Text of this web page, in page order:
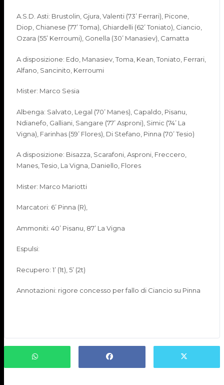
A.S.D. Asti: Brustolin, Gjura, Valenti (73’ Ferrari), Picone,
Diop, Chianese (77’ Toma), Ghiardelli (62’ Toniato), Ciancio,
Ozara (55’ Kerroumi), Gonella (30’ Manasiev), Camatta
A disposizione: Edo, Manasiev, Toma, Kean, Toniato, Ferrari,
Alfano, Sancinito, Kerroumi
Mister: Marco Sesia
Albenga: Salvato, Legal (70’ Manes), Capaldo, Pisanu,
Ndianefo, Galliani, Sangare (77’ Asproni), Simic (74’ La
Vigna), Farinhas (59’ Flores), Di Stefano, Pinna (70’ Tesio)
A disposizione: Bisazza, Scarafoni, Asproni, Freccero,
Manes, Tesio, La Vigna, Daniello, Flores
Mister: Marco Mariotti
Marcatori: 6’ Pinna (R),
Ammoniti: 40’ Pisanu, 87’ La Vigna
Espulsi:
Recupero: 1’ (1t), 5’ (2t)
Annotazioni: rigore concesso per fallo di Ciancio su Pinna